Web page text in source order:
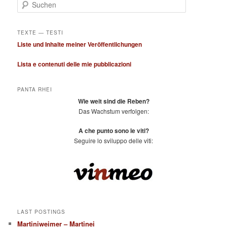
u
h
n
TEXTE — TESTI
Liste und Inhalte meiner Veröffentlichungen
Lista e contenuti delle mie pubblicazioni
PANTA RHEI
Wie weit sind die Reben?
Das Wachstum verfolgen:
A che punto sono le viti?
Seguire lo sviluppo delle viti:
LAST POSTINGS
Martiniweimer – Martinei